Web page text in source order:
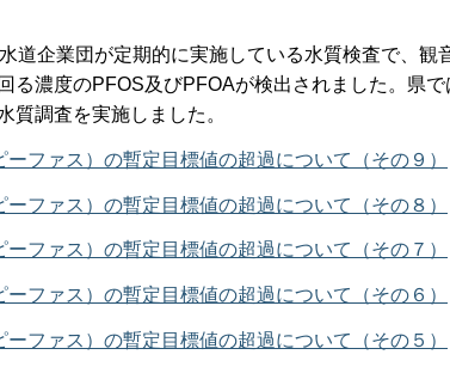
道企業団が定期的に実施している水質検査で、観
る濃度のPFOS及びPFOAが検出されました。県
質調査を実施しました。
ファス）の暫定目標値の超過について（その９）
ファス）の暫定目標値の超過について（その８）
ファス）の暫定目標値の超過について（その７）
ファス）の暫定目標値の超過について（その６）
ファス）の暫定目標値の超過について（その５）